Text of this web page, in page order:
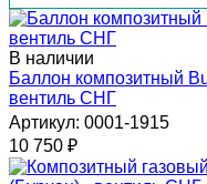
В наличии
Баллон композитный
вентиль СНГ
Артикул: 0001-1915
10 750 ₽